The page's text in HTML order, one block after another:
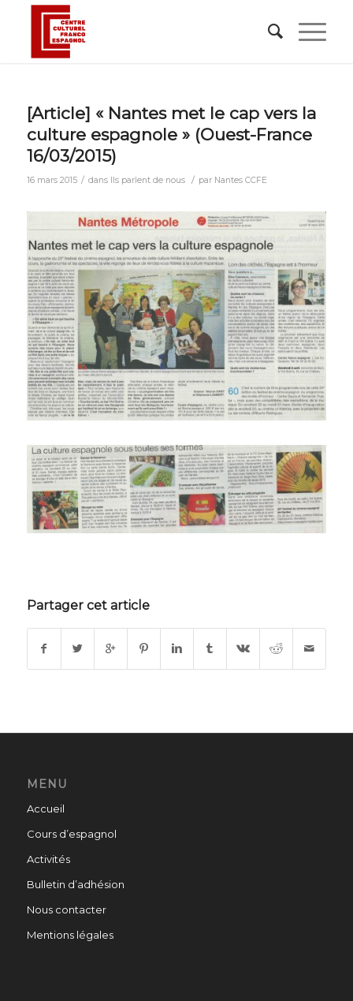
[Article] « Nantes met le cap vers la
culture espagnole » (Ouest-France
16/03/2015)
16 mars 2015 / dans Ils parlent de nous / par Nantes CCFE
Partager cet article
MENU
Accueil
Cours d’espagnol
Activités
Bulletin d’adhésion
Nous contacter
Mentions légales